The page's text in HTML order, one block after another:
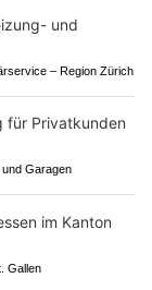
– Region Zürich
Garagen
Gallen